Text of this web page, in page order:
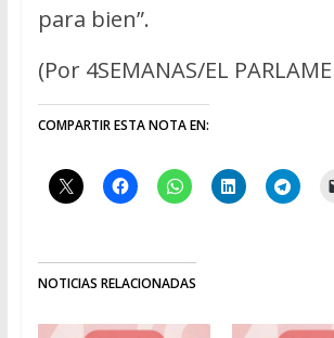
para bien”.
(Por 4SEMANAS/EL
COMPARTIR ESTA NOTA EN:
NOTICIAS RELACIONADAS